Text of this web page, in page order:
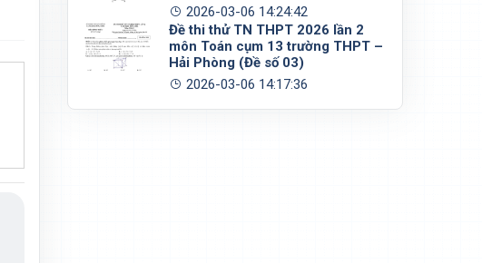
2026-03-06 14:24:42
Đề thi thử TN THPT 2026 lần 2
môn Toán cụm 13 trường THPT –
Hải Phòng (Đề số 03)
2026-03-06 14:17:36